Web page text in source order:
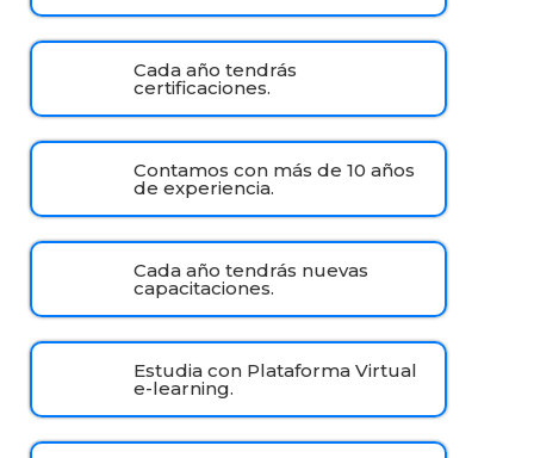
Cada año tendrás
certificaciones.
Contamos con más de 10 años
de experiencia.
Cada año tendrás nuevas
capacitaciones.
Estudia con Plataforma Virtual
e-learning.